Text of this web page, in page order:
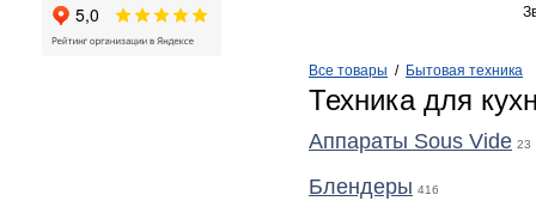
Все товары / Бытовая техника
Техника для
Аппараты Sous Vide 23
Блендеры 416